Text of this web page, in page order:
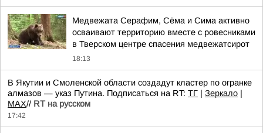
Медвежата Серафим, Сёма и Сима активно
осваивают территорию вместе с ровесниками
в Тверском центре спасения медвежатсирот
18:13
В Якутии и Смоленской области создадут кластер по огранке
алмазов — указ Путина. Подписаться на RT: ТГ | Зеркало |
MAX// RT на русском
17:42